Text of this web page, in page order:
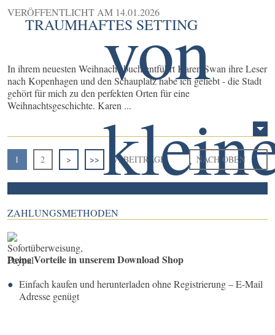
VERÖFFENTLICHT AM 14.01.2026
TRAUMHAFTES SETTING
In ihrem neuesten Weihnachtsbuch entführt Karen Swan ihre Leser
nach Kopenhagen und den Schauplatz habe ich geliebt - die Stadt
gehört für mich zu den perfekten Orten für eine
Weihnachtsgeschichte. Karen ...
1 2 > >> (7) BEITRÄGE NACH OBEN
ZAHLUNGSMETHODEN
Deine Vorteile in unserem Download Shop
Einfach kaufen und herunterladen ohne Registrierung – E-Mail
Adresse genügt